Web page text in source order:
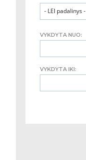
- LEI padalinys -
VYKDYTA NUO:
VYKDYTA IKI: